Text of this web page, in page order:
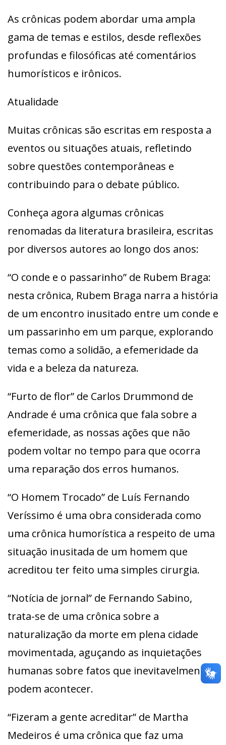
As crônicas podem abordar uma ampla
gama de temas e estilos, desde reflexões
profundas e filosóficas até comentários
humorísticos e irônicos.
Atualidade
Muitas crônicas são escritas em resposta a
eventos ou situações atuais, refletindo
sobre questões contemporâneas e
contribuindo para o debate público.
Conheça agora algumas crônicas
renomadas da literatura brasileira, escritas
por diversos autores ao longo dos anos:
“O conde e o passarinho” de Rubem Braga:
nesta crônica, Rubem Braga narra a história
de um encontro inusitado entre um conde e
um passarinho em um parque, explorando
temas como a solidão, a efemeridade da
vida e a beleza da natureza.
“Furto de flor” de Carlos Drummond de
Andrade é uma crônica que fala sobre a
efemeridade, as nossas ações que não
podem voltar no tempo para que ocorra
uma reparação dos erros humanos.
“O Homem Trocado” de Luís Fernando
Veríssimo é uma obra considerada como
uma crônica humorística a respeito de uma
situação inusitada de um homem que
acreditou ter feito uma simples cirurgia.
“Notícia de jornal” de Fernando Sabino,
trata-se de uma crônica sobre a
naturalização da morte em plena cidade
movimentada, aguçando as inquietações
humanas sobre fatos que inevitavelmente
podem acontecer.
“Fizeram a gente acreditar” de Martha
Medeiros é uma crônica que faz uma